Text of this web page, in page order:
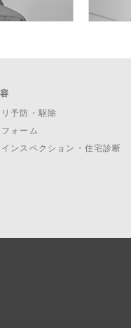
予防・駆除
ォーム
ンスペクション・住宅診断